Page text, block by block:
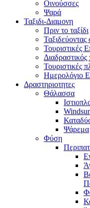
Οινούσσες
Ψαρά
Ταξιδι-Διαμονη
Πριν το ταξίδι
Ταξιδεύοντας
Τουριστικές
Τουριστικές
Ημερολόγιο
Δραστηριοτητες
Θάλασσα
Ψάρεμα
Φύση